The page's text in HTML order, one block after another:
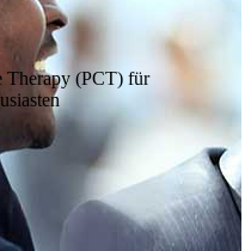
Therapy (PCT) für